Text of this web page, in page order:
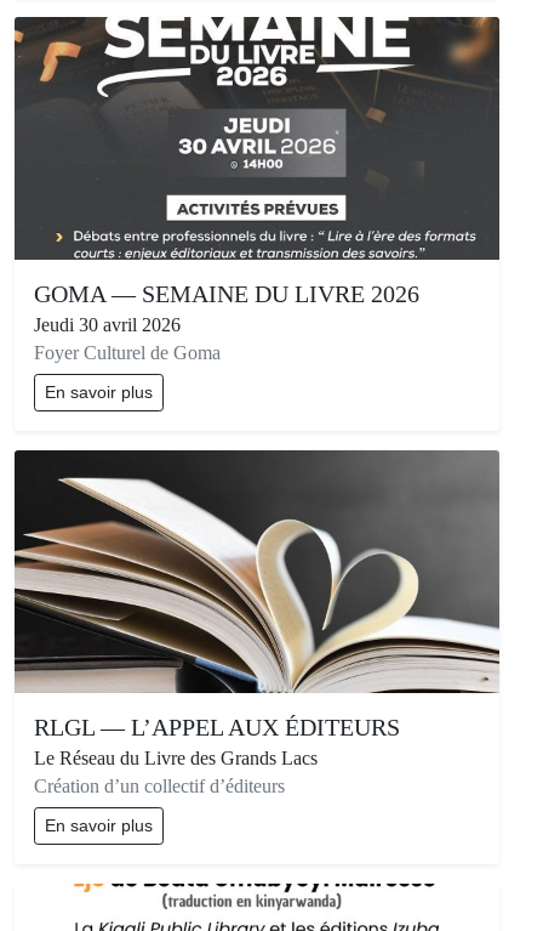
GOMA — SEMAINE DU LIVRE 2026
Jeudi 30 avril 2026
Foyer Culturel de Goma
En savoir plus
RLGL — L’APPEL AUX ÉDITEURS
Le Réseau du Livre des Grands Lacs
Création d’un collectif d’éditeurs
En savoir plus